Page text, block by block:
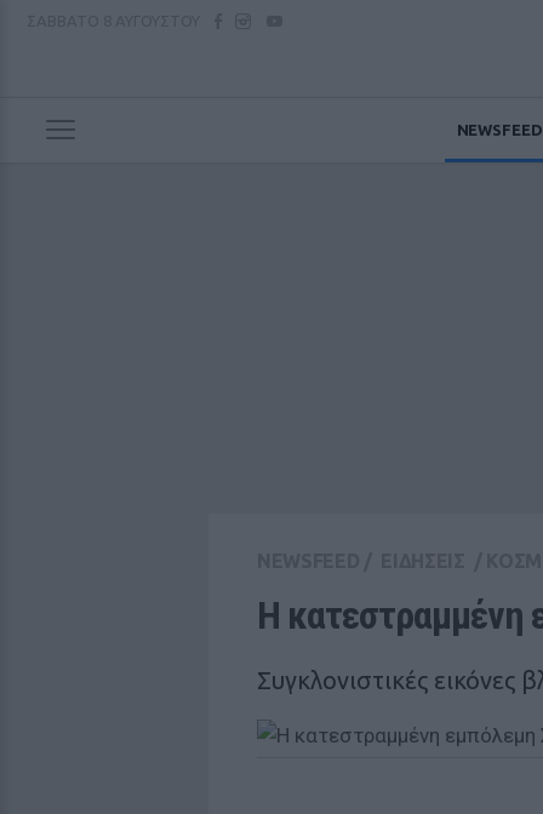
NEWSFEED
Η κατεστραμμένη
Συγκλονιστικές